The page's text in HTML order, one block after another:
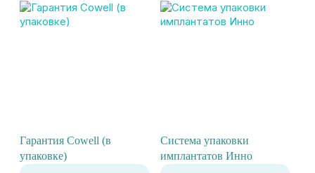
Гарантия Cowell (в
упаковке)
Система упаковки
имплантатов Инно